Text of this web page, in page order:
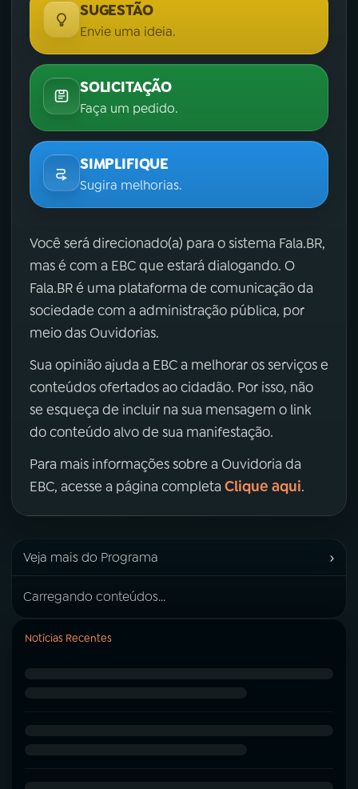
SUGESTÃO
Envie uma ideia.
SOLICITAÇÃO
Faça um pedido.
SIMPLIFIQUE
Sugira melhorias.
Você será direcionado(a) para o sistema Fala.BR,
mas é com a EBC que estará dialogando. O
Fala.BR é uma plataforma de comunicação da
sociedade com a administração pública, por
meio das Ouvidorias.
Sua opinião ajuda a EBC a melhorar os serviços e
conteúdos ofertados ao cidadão. Por isso, não
se esqueça de incluir na sua mensagem o link
do conteúdo alvo de sua manifestação.
Para mais informações sobre a Ouvidoria da
EBC, acesse a página completa Clique aqui.
Veja mais do Programa ›
Carregando conteúdos...
Notícias Recentes